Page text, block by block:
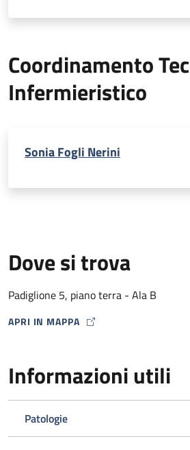
Coordinamento
Infermieristico
Sonia Fogli Nerini
Dove si trova
Padiglione 5, piano terra - Ala B
APRI IN MAPPA
MAP ICON
Informazioni utili
Patologie